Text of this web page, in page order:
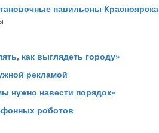
павильоны Красноярска
как выглядеть городу»
рекламой
нужно навести порядок»
роботов